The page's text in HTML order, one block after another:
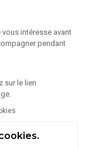
intéresse avant
pendant
sur le lien
de cette
-
a-la-baule-
:
pièce d'eau avec
Guérande !
250 000 €